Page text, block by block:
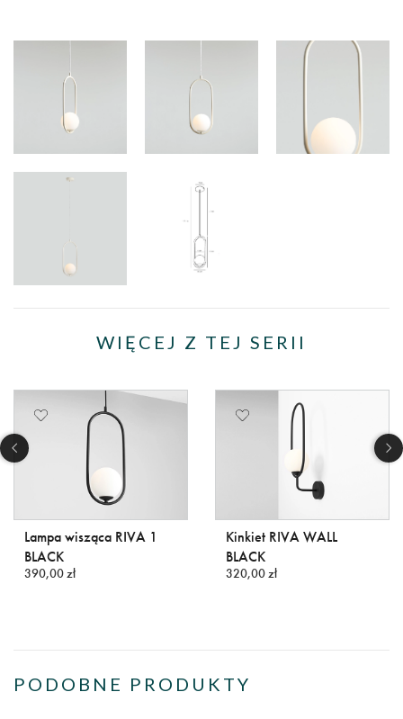
WIĘCEJ Z TEJ SERII
Lampa wisząca RIVA 1
BLACK
390,00 zł
Kinkiet RIVA WALL
BLACK
320,00 zł
PODOBNE PRODUKTY